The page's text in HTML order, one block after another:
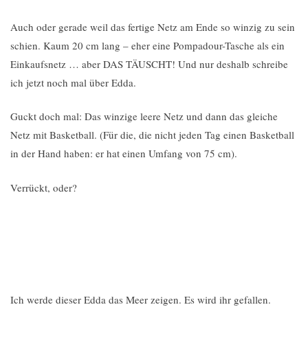
Auch oder gerade weil das fertige Netz am Ende so winzig zu sein
schien. Kaum 20 cm lang – eher eine Pompadour-Tasche als ein
Einkaufsnetz … aber DAS TÄUSCHT! Und nur deshalb schreibe
ich jetzt noch mal über Edda.
Guckt doch mal: Das winzige leere Netz und dann das gleiche
Netz mit Basketball. (Für die, die nicht jeden Tag einen Basketball
in der Hand haben: er hat einen Umfang von 75 cm).
Verrückt, oder?
Ich werde dieser Edda das Meer zeigen. Es wird ihr gefallen.